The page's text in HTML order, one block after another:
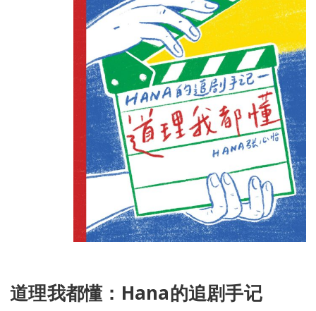
道理我都懂：Hana的追剧手记